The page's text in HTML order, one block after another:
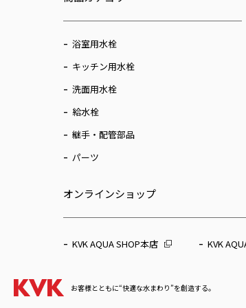
浴室用水栓
キッチン用水栓
洗面用水栓
給水栓
継手・配管部品
パーツ
オンラインショップ
KVK AQUA SHOP本店 KVK
お客様とともに“快適な水まわり”を創造する。